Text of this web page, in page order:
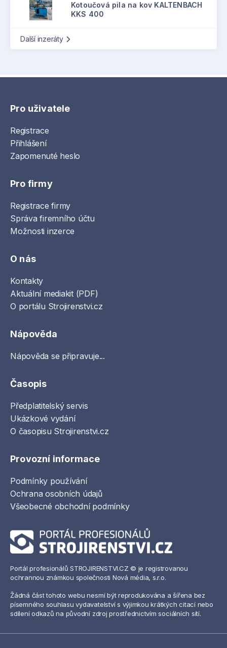
Kotoučová pila na kov KALTENBACH
KKS 400
Další inzeráty
Pro uživatele
Registrace
Přihlášení
Zapomenuté heslo
Pro firmy
Registrace firmy
Správa firemního účtu
Možnosti inzerce
O nás
Kontakty
Aktuální mediakit (PDF)
O portálu Strojirenstvi.cz
Nápověda
Nápověda se připravuje...
Časopis
Předplatitelský servis
Ukázkové vydání
O časopisu Strojirenstvi.cz
Provozní informace
Podmínky používání
Ochrana osobních údajů
Všeobecné obchodní podmínky
Portál profesionálů STROJIRENSTVI.CZ © je registrovanou
ochrannou známkou společnosti Nová média, s.r.o.
Žádná část tohoto webu nesmí být reprodukována a šířena bez
písemného souhlasu vydavatelství s výjimkou krátkých citací nebo
sdílení odkazů na původní zdroj prostřednictvím sociálních sítí.